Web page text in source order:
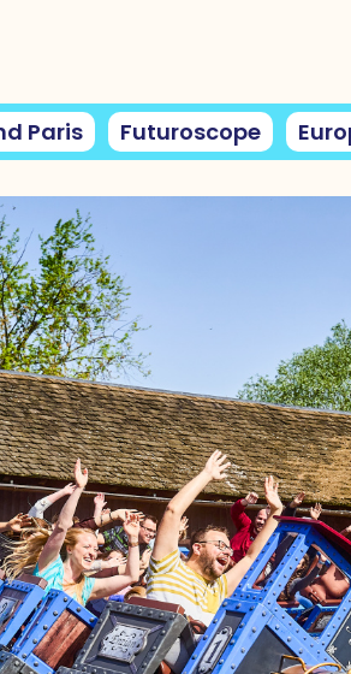
Paris Futuroscope